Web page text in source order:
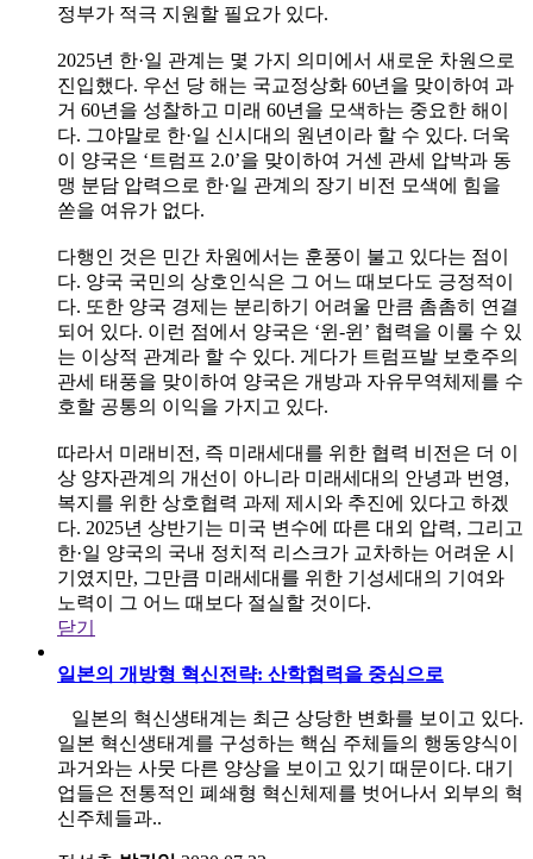
정부가 적극 지원할 필요가 있다.
2025년 한·일 관계는 몇 가지 의미에서 새로운 차원으로
진입했다. 우선 당 해는 국교정상화 60년을 맞이하여 과
거 60년을 성찰하고 미래 60년을 모색하는 중요한 해이
다. 그야말로 한·일 신시대의 원년이라 할 수 있다. 더욱
이 양국은 ‘트럼프 2.0’을 맞이하여 거센 관세 압박과 동
맹 분담 압력으로 한·일 관계의 장기 비전 모색에 힘을
쏟을 여유가 없다.
다행인 것은 민간 차원에서는 훈풍이 불고 있다는 점이
다. 양국 국민의 상호인식은 그 어느 때보다도 긍정적이
다. 또한 양국 경제는 분리하기 어려울 만큼 촘촘히 연결
되어 있다. 이런 점에서 양국은 ‘윈-윈’ 협력을 이룰 수 있
는 이상적 관계라 할 수 있다. 게다가 트럼프발 보호주의
관세 태풍을 맞이하여 양국은 개방과 자유무역체제를 수
호할 공통의 이익을 가지고 있다.
따라서 미래비전, 즉 미래세대를 위한 협력 비전은 더 이
상 양자관계의 개선이 아니라 미래세대의 안녕과 번영,
복지를 위한 상호협력 과제 제시와 추진에 있다고 하겠
다. 2025년 상반기는 미국 변수에 따른 대외 압력, 그리고
한·일 양국의 국내 정치적 리스크가 교차하는 어려운 시
기였지만, 그만큼 미래세대를 위한 기성세대의 기여와
노력이 그 어느 때보다 절실할 것이다.
닫기
일본의 개방형 혁신전략: 산학협력을 중심으로
일본의 혁신생태계는 최근 상당한 변화를 보이고 있다.
일본 혁신생태계를 구성하는 핵심 주체들의 행동양식이
과거와는 사뭇 다른 양상을 보이고 있기 때문이다. 대기
업들은 전통적인 폐쇄형 혁신체제를 벗어나서 외부의 혁
신주체들과..